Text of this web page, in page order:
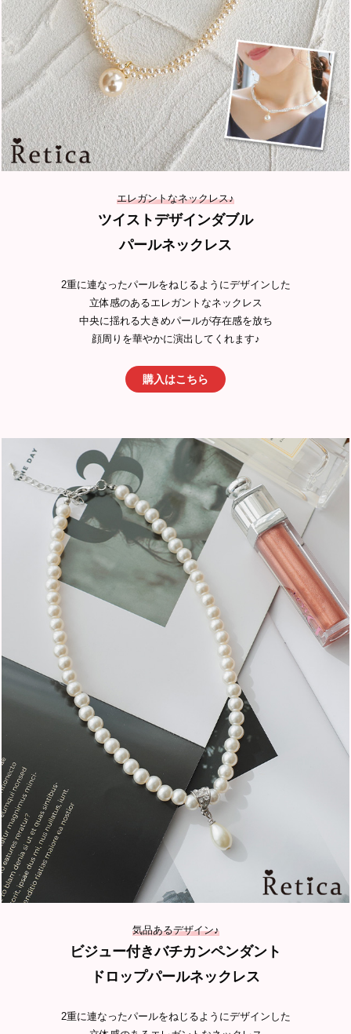
エレガントなネックレス♪
ツイストデザインダブル
パールネックレス
2重に連なったパールをねじるようにデザインした
立体感のあるエレガントなネックレス
中央に揺れる大きめパールが存在感を放ち
顔周りを華やかに演出してくれます♪
購入はこちら
気品あるデザイン♪
ビジュー付きバチカンペンダント
ドロップパールネックレス
2重に連なったパールをねじるようにデザインした